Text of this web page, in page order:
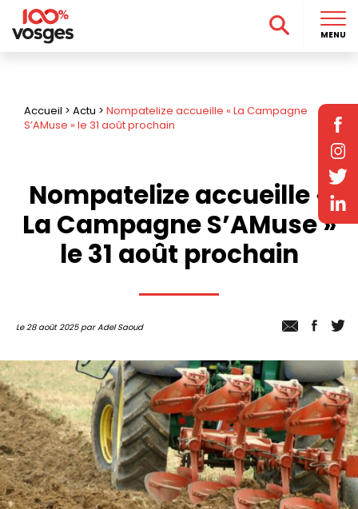
Accueil > Actu > Nompatelize accueille « La Campagne
S’AMuse » le 31 août prochain
Nompatelize accueille «
La Campagne S’AMuse »
le 31 août prochain
Le 28 août 2025 par Adel Saoud
MENU